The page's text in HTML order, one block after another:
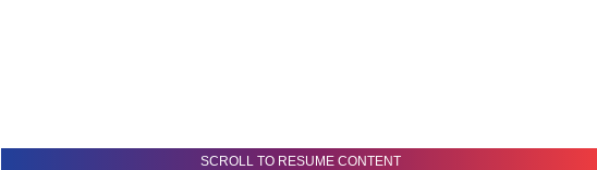
SCROLL TO RESUME CONTENT